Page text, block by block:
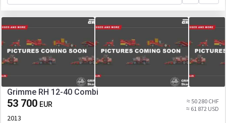
Grimme RH 12-40 Combi
53 700 EUR
≈ 50 280 CHF
≈ 61 872 USD
2013